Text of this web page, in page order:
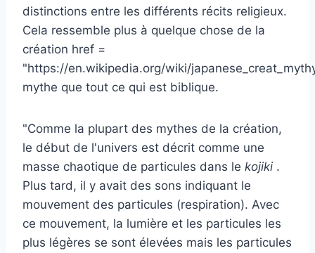
distinctions entre les différents récits religieux.
Cela ressemble plus à quelque chose de la
création href =
"https://en.wikipedia.org/wiki/
mythe que tout ce qui est biblique.
"Comme la plupart des mythes de la création,
le début de l'univers est décrit comme une
masse chaotique de particules dans le kojiki .
Plus tard, il y avait des sons indiquant le
mouvement des particules (respiration). Avec
ce mouvement, la lumière et les particules les
plus légères se sont élevées mais les particules